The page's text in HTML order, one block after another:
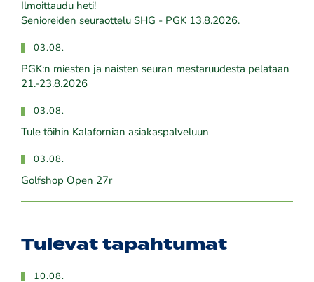
Ilmoittaudu heti!
​​​​​​​Senioreiden seuraottelu SHG - PGK 13.8.2026.
03.08.
PGK:n miesten ja naisten seuran mestaruudesta pelataan
21.-23.8.2026
03.08.
Tule töihin Kalafornian asiakaspalveluun
03.08.
Golfshop Open 27r
Tulevat tapahtumat
10.08.